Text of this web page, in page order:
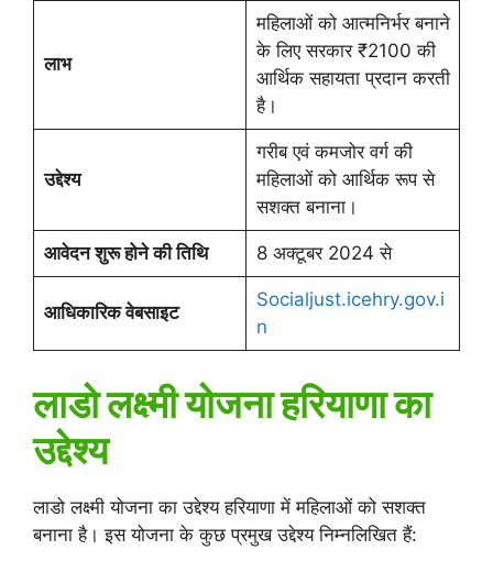
लाभ
महिलाओं को आत्मनिर्भर बनाने
के लिए सरकार ₹2100 की
आर्थिक सहायता प्रदान करती
है।
उद्देश्य
गरीब एवं कमजोर वर्ग की
महिलाओं को आर्थिक रूप से
सशक्त बनाना।
आवेदन शुरू होने की तिथि 8 अक्टूबर 2024 से
आधिकारिक वेबसाइट
Socialjust.icehry.gov.i
n
लाडो लक्ष्मी योजना हरियाणा का
उद्देश्य
लाडो लक्ष्मी योजना का उद्देश्य हरियाणा में महिलाओं को सशक्त
बनाना है। इस योजना के कुछ प्रमुख उद्देश्य निम्नलिखित हैं: